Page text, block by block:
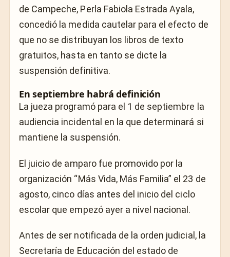
de Campeche, Perla Fabiola Estrada Ayala,
concedió la medida cautelar para el efecto de
que no se distribuyan los libros de texto
gratuitos, hasta en tanto se dicte la
suspensión definitiva.
En septiembre habrá definición
La jueza programó para el 1 de septiembre la
audiencia incidental en la que determinará si
mantiene la suspensión.
El juicio de amparo fue promovido por la
organización “Más Vida, Más Familia” el 23 de
agosto, cinco días antes del inicio del ciclo
escolar que empezó ayer a nivel nacional.
Antes de ser notificada de la orden judicial, la
Secretaría de Educación del estado de